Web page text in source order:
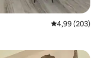
4,99 ud af 5 i
4,99 (203)